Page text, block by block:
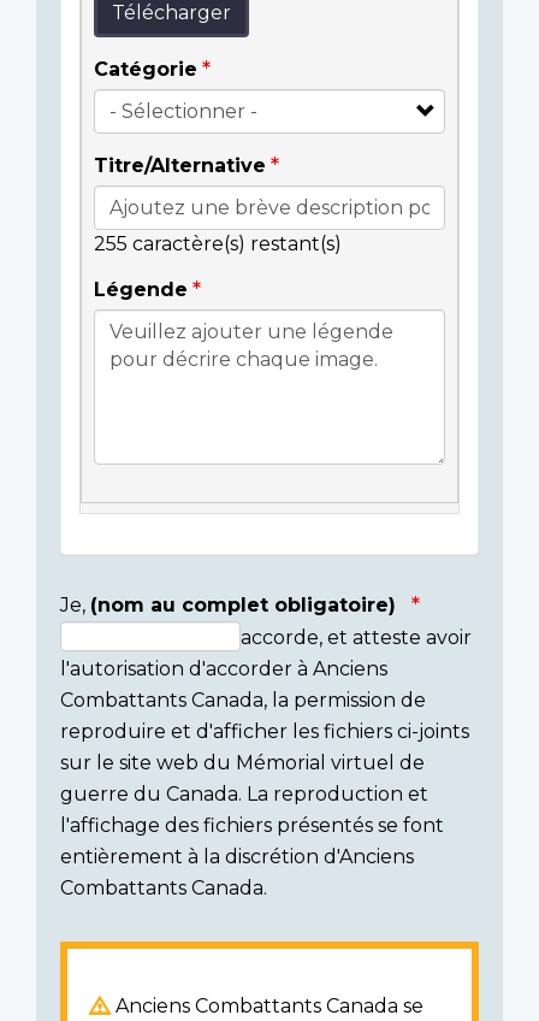
Télécharger
Catégorie
Titre/Alternative
255 caractère(s) restant(s)
Légende
Consent
section
Je, (nom au complet obligatoire)
accorde, et atteste avoir
l'autorisation d'accorder à Anciens
Combattants Canada, la permission de
reproduire et d'afficher les fichiers ci-joints
sur le site web du Mémorial virtuel de
guerre du Canada. La reproduction et
l'affichage des fichiers présentés se font
entièrement à la discrétion d'Anciens
Combattants Canada.
Anciens Combattants Canada se